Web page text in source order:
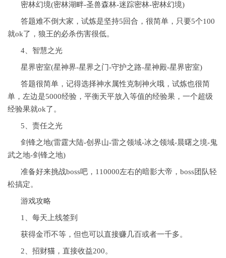
密林幻境(密林湖畔-圣兽森林-迷踪密林-密林幻境)
答题难不倒大家，试炼是坚持5回合，很简单，只要5个100
就ok了，狼王的必杀伤害很低。
4、智慧之光
星界密室(星神界-星界之门-守护之路-星神殿-星界密室)
答题很简单，记得选择神水属性克制神火哦，试炼也很简
单，左边是5000经验，平衡天平放入等值的经验果，一个超级
经验果就ok了。
5、责任之光
剑锋之地(雷霆大陆-创界山-雷之领域-冰之领域-晨曙之境-鬼
武之地-剑锋之地)
准备好来挑战boss吧，110000左右的暗影大帝，boss团队轻
松搞定。
游戏攻略
1、每天上线签到
获得金币不等，但也可以直接赚几百或者一千多。
2、招财猫 ，直接收益200。